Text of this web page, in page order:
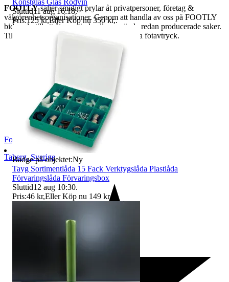
FOOTLYsäljer smidigt prylar åt privatpersoner, företag &
välgörenhetsorganisationer. Genom att handla av oss på FOOTLY
bidrar du till att återanvända eller använda redan producerade saker.
Tillsammans kan vi minska vårt ekologiska fotavtryck.
Footly
Taberg,Sverige
Konstglas Glas Rödvin
Sluttid11 aug 16:18.
Pris:125 kr,Eller Köp nu 350 kr,.
Badge på objektet:Ny
Tayg Sortimentlåda 15 Fack Verktygslåda Plastlåda
Förvaringslåda Förvaringsbox
Sluttid12 aug 10:30.
Pris:46 kr,Eller Köp nu 149 kr,